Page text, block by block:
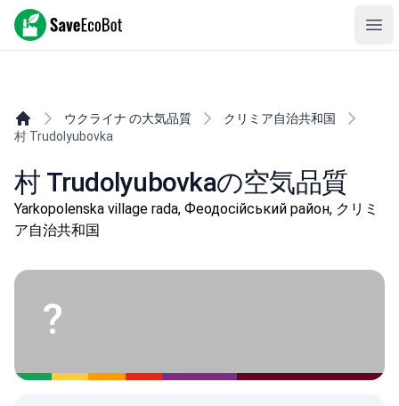
SaveEcoBot
ウクライナ の大気品質
クリミア自治共和国
村 Trudolyubovka
村 Trudolyubovkaの空気品質
Yarkopolenska village rada, Феодосійський район, クリミ
ア自治共和国
?